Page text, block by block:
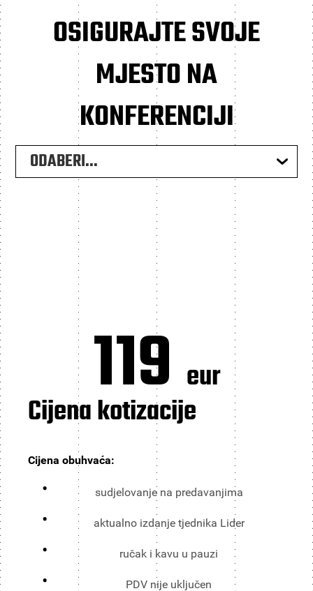
OSIGURAJTE SVOJE
MJESTO NA
KONFERENCIJI
ODABERI...
119 eur
Cijena kotizacije
Cijena obuhvaća:
sudjelovanje na predavanjima
aktualno izdanje tjednika Lider
ručak i kavu u pauzi
PDV nije uključen